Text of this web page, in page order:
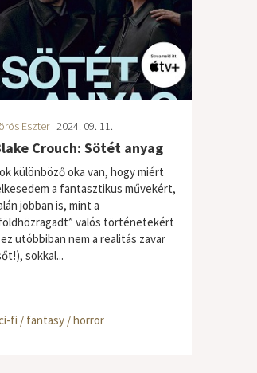
Eszter| 2024. 09. 11.
Crouch: Sötét anyag
különböző oka van, hogy miért
a fantasztikus művekért,
jobban is, mint a
valós történetekért
utóbbiban nem a realitás zavar
sokkal...
fi / fantasy / horror